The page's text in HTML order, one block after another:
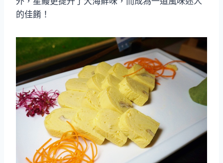
的佳餚！